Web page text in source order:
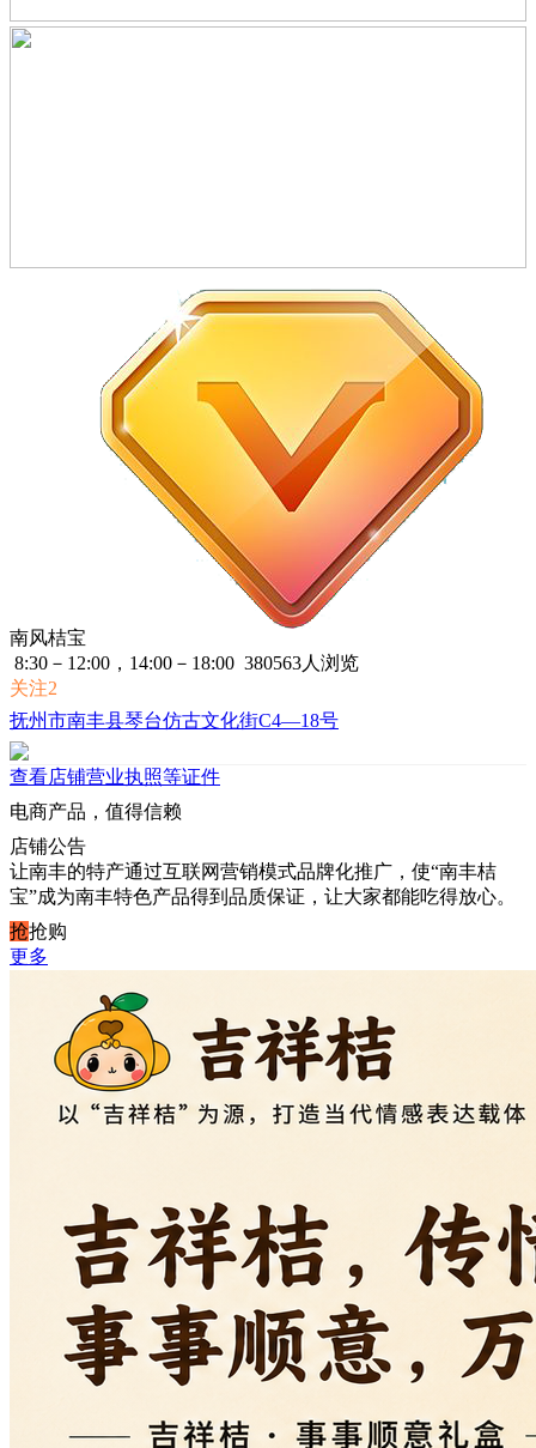
南风桔宝
8:30－12:00，14:00－18:00 380563人浏览
关注2
抚州市南丰县琴台仿古文化街C4—18号
查看店铺营业执照等证件
电商产品，值得信赖
店铺公告
让南丰的特产通过互联网营销模式品牌化推广，使“南丰桔
宝”成为南丰特色产品得到品质保证，让大家都能吃得放心。
抢抢购
更多